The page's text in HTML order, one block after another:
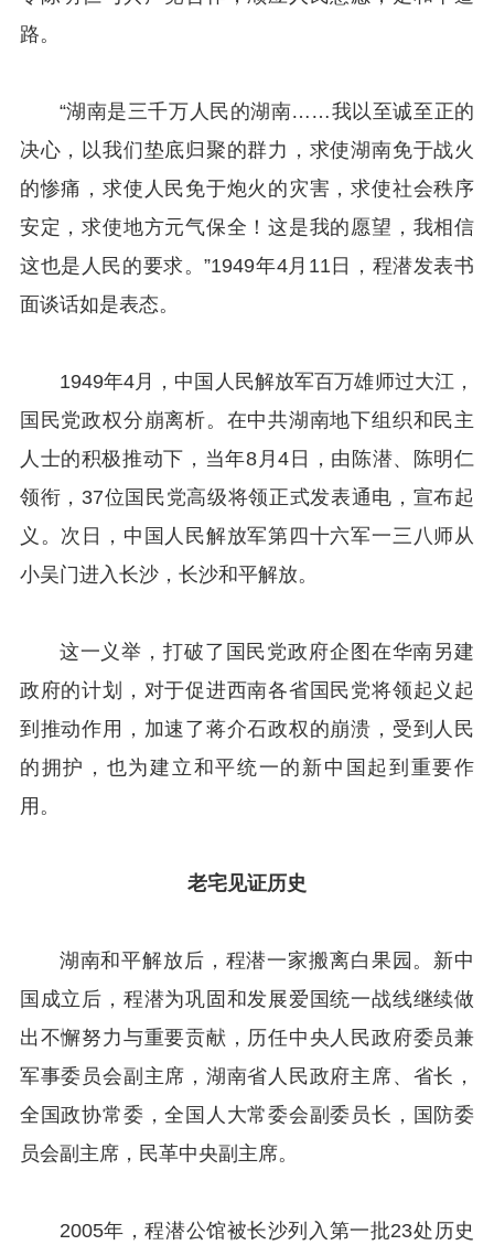
路。
“湖南是三千万人民的湖南……我以至诚至正的
决心，以我们垫底归聚的群力，求使湖南免于战火
的惨痛，求使人民免于炮火的灾害，求使社会秩序
安定，求使地方元气保全！这是我的愿望，我相信
这也是人民的要求。”1949年4月11日，程潜发表书
面谈话如是表态。
1949年4月，中国人民解放军百万雄师过大江，
国民党政权分崩离析。在中共湖南地下组织和民主
人士的积极推动下，当年8月4日，由陈潜、陈明仁
领衔，37位国民党高级将领正式发表通电，宣布起
义。次日，中国人民解放军第四十六军一三八师从
小吴门进入长沙，长沙和平解放。
这一义举，打破了国民党政府企图在华南另建
政府的计划，对于促进西南各省国民党将领起义起
到推动作用，加速了蒋介石政权的崩溃，受到人民
的拥护，也为建立和平统一的新中国起到重要作
用。
老宅见证历史
湖南和平解放后，程潜一家搬离白果园。新中
国成立后，程潜为巩固和发展爱国统一战线继续做
出不懈努力与重要贡献，历任中央人民政府委员兼
军事委员会副主席，湖南省人民政府主席、省长，
全国政协常委，全国人大常委会副委员长，国防委
员会副主席，民革中央副主席。
2005年，程潜公馆被长沙列入第一批23处历史